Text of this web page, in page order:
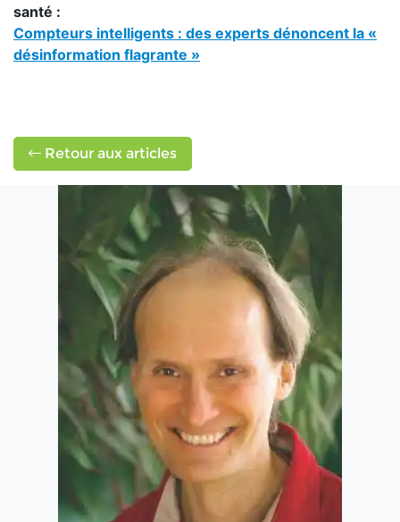
santé :
Compteurs intelligents : des experts dénoncent la «
désinformation flagrante »
Retour aux articles